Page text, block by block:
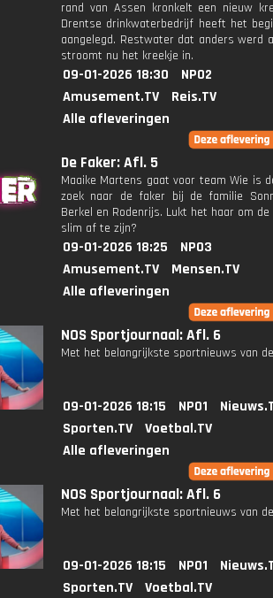
rand van Assen kronkelt een nieuw
Drentse drinkwaterbedrijf heeft het
aangelegd. Restwater dat anders werd
stroomt nu het kreekje in.
09-01-2026 18:30
NPO2
Amusement.TV
Reis.TV
Alle afleveringen
De Faker: Afl. 5
Maaike Martens gaat voor team Wie is
zoek naar de faker bij de familie
Berkel en Rodenrijs. Lukt het haar om
slim af te zijn?
09-01-2026 18:25
NPO3
Amusement.TV
Mensen.TV
Alle afleveringen
NOS Sportjournaal: Afl. 6
Met het belangrijkste sportnieuws van
09-01-2026 18:15 NPO1
Sporten.TV
Voetbal.TV
Alle afleveringen
NOS Sportjournaal: Afl. 6
Met het belangrijkste sportnieuws van
09-01-2026 18:15 NPO1
Sporten.TV
Voetbal.TV